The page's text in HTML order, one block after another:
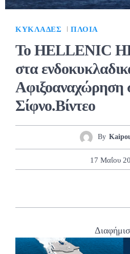
ΚΥΚΛΆΔΕΣ ΠΛΟΊΑ
Το HELLENIC
στα
Αφιξοαναχώρηση
Σίφνο.Βίντεο
By
17 Μαΐου